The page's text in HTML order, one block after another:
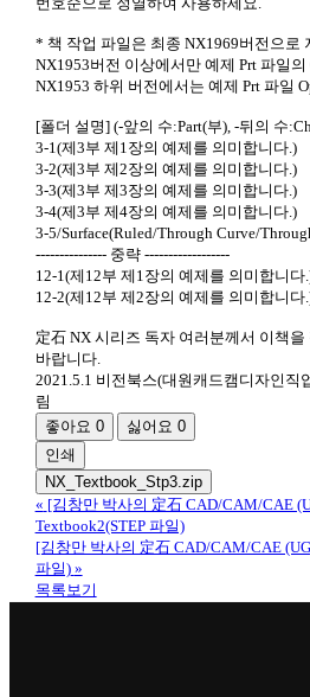
* 책 작업 파일은 최종 NX1969버전으로
NX1953버전 이상에서만 예제 Prt 파일의
NX1953 하위 버전에서는 예제 Prt 파일
[폴더 설명] (-앞의 수:Part(부), -뒤의 수
3-1(제3부 제1장의 예제를 의미합니다.)
3-2(제3부 제2장의 예제를 의미합니다.)
3-3(제3부 제3장의 예제를 의미합니다.)
3-4(제3부 제4장의 예제를 의미합니다.)
3-5/Surface(Ruled/Through Curve/
--------------- 중략 ------------------
12-1(제12부 제1장의 예제를 의미합니다
12-2(제12부 제2장의 예제를 의미합니다
定石 NX 시리즈 독자 여러분께서 이책
바랍니다.
2021.5.1 비전북스(대원캐드캠디자인직
림
좋아요 0 싫어요 0
인쇄
NX_Textbook_Stp3.zip
« [김창만 박사의 定石 CAD/CAM/CAE
Textbook2(STEP 파일)
[김창만 박사의 定石 CAD/CAM/CAE
파일) »
목록보기